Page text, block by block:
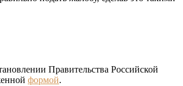
Правительства Российской
формой.